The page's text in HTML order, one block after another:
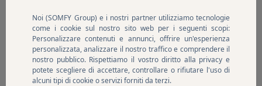
Aggiungi immagine
Sfoglia
Noi (SOMFY Group) e i nostri partner utilizziamo tecnologie
come i cookie sul nostro sito web per i seguenti scopi:
Personalizzare contenuti e annunci, offrire un'esperienza
personalizzata, analizzare il nostro traffico e comprendere il
nostro pubblico. Rispettiamo il vostro diritto alla privacy e
potete scegliere di accettare, controllare o rifiutare l'uso di
alcuni tipi di cookie o servizi forniti da terzi.